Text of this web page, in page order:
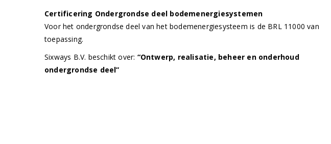
Certificering Ondergrondse deel bodemenergiesystemen
Voor het ondergrondse deel van het bodemenergiesysteem is de BRL 11000 van
toepassing.
Sixways B.V. beschikt over: “Ontwerp, realisatie, beheer en onderhoud
ondergrondse deel”